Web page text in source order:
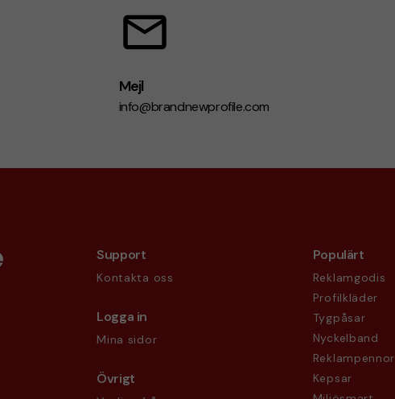
Mejl
info@brandnewprofile.com
Support
Kontakta oss
Logga in
Mina sidor
Övrigt
Populärt
Reklamgodis
Profilkläder
Tygpåsar
Nyckelband
Reklampennor
Kepsar